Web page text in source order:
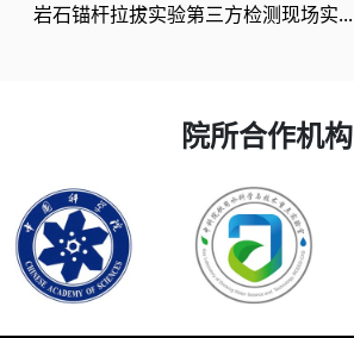
岩石锚杆拉拔实验第三方检测现场实...
院所合作机构